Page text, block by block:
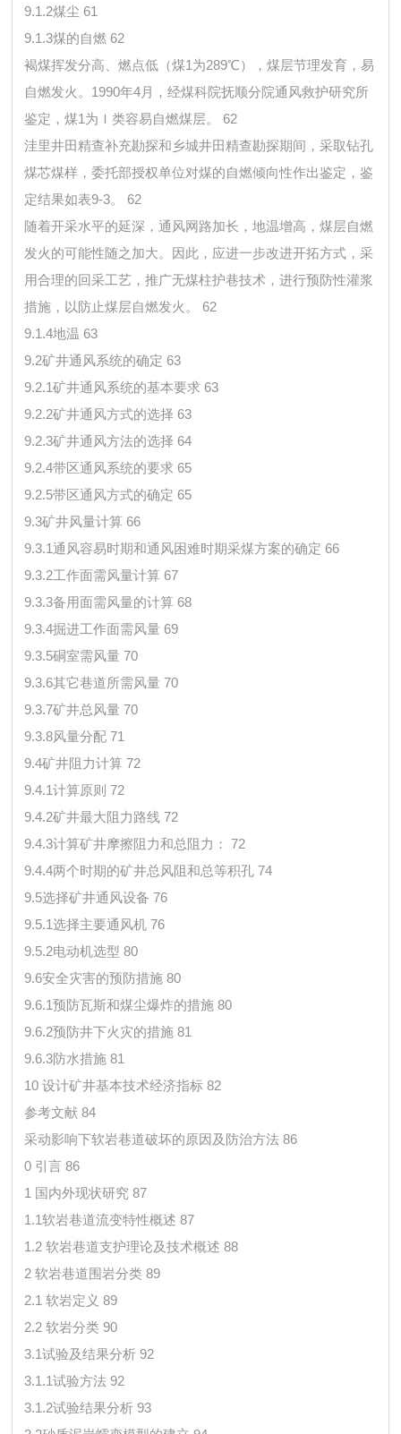
9.1.2煤尘 61
9.1.3煤的自燃 62
褐煤挥发分高、燃点低（煤1为289℃），煤层节理发育，易
自燃发火。1990年4月，经煤科院抚顺分院通风救护研究所
鉴定，煤1为Ｉ类容易自燃煤层。 62
洼里井田精查补充勘探和乡城井田精查勘探期间，采取钻孔
煤芯煤样，委托部授权单位对煤的自燃倾向性作出鉴定，鉴
定结果如表9-3。 62
随着开采水平的延深，通风网路加长，地温增高，煤层自燃
发火的可能性随之加大。因此，应进一步改进开拓方式，采
用合理的回采工艺，推广无煤柱护巷技术，进行预防性灌浆
措施，以防止煤层自燃发火。 62
9.1.4地温 63
9.2矿井通风系统的确定 63
9.2.1矿井通风系统的基本要求 63
9.2.2矿井通风方式的选择 63
9.2.3矿井通风方法的选择 64
9.2.4带区通风系统的要求 65
9.2.5带区通风方式的确定 65
9.3矿井风量计算 66
9.3.1通风容易时期和通风困难时期采煤方案的确定 66
9.3.2工作面需风量计算 67
9.3.3备用面需风量的计算 68
9.3.4掘进工作面需风量 69
9.3.5硐室需风量 70
9.3.6其它巷道所需风量 70
9.3.7矿井总风量 70
9.3.8风量分配 71
9.4矿井阻力计算 72
9.4.1计算原则 72
9.4.2矿井最大阻力路线 72
9.4.3计算矿井摩擦阻力和总阻力： 72
9.4.4两个时期的矿井总风阻和总等积孔 74
9.5选择矿井通风设备 76
9.5.1选择主要通风机 76
9.5.2电动机选型 80
9.6安全灾害的预防措施 80
9.6.1预防瓦斯和煤尘爆炸的措施 80
9.6.2预防井下火灾的措施 81
9.6.3防水措施 81
10 设计矿井基本技术经济指标 82
参考文献 84
采动影响下软岩巷道破坏的原因及防治方法 86
0 引言 86
1 国内外现状研究 87
1.1软岩巷道流变特性概述 87
1.2 软岩巷道支护理论及技术概述 88
2 软岩巷道围岩分类 89
2.1 软岩定义 89
2.2 软岩分类 90
3.1试验及结果分析 92
3.1.1试验方法 92
3.1.2试验结果分析 93